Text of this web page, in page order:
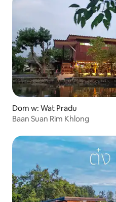
Dom w: Wat Pradu
Baan Suan Rim Khlong